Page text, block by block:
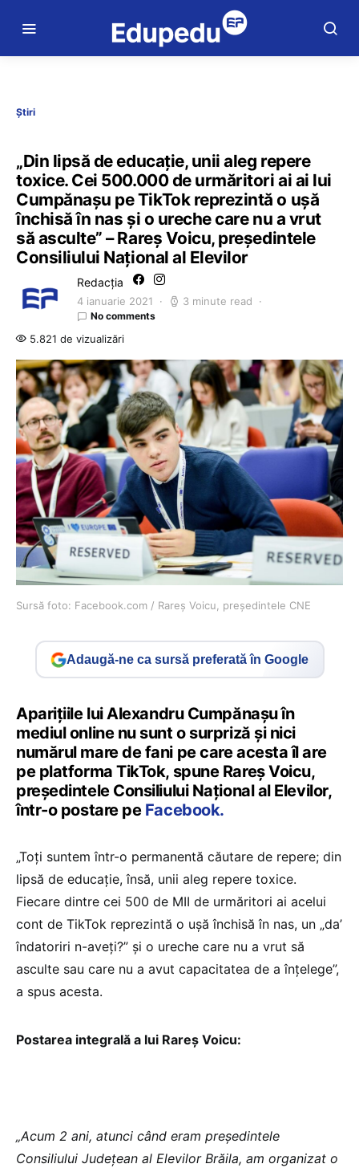
Știri
„Din lipsă de educație, unii aleg repere
toxice. Cei 500.000 de urmăritori ai ai lui
Cumpănașu pe TikTok reprezintă o ușă
închisă în nas și o ureche care nu a vrut
să asculte” – Rareș Voicu, președintele
Consiliului Național al Elevilor
Redacția
4 ianuarie 2021 3 minute read
No comments
5.821 de vizualizări
Sursă foto: Facebook.com / Rareș Voicu, președintele CNE
Adaugă-ne ca sursă preferată în Google
Aparițiile lui Alexandru Cumpănașu în
mediul online nu sunt o surpriză și nici
numărul mare de fani pe care acesta îl are
pe platforma TikTok, spune Rareș Voicu,
președintele Consiliului Național al Elevilor,
într-o postare pe Facebook.
„Toți suntem într-o permanentă căutare de repere; din
lipsă de educație, însă, unii aleg repere toxice.
Fiecare dintre cei 500 de MII de urmăritori ai acelui
cont de TikTok reprezintă o ușă închisă în nas, un „da’
îndatoriri n-aveți?” și o ureche care nu a vrut să
asculte sau care nu a avut capacitatea de a înțelege”,
a spus acesta.
Postarea integrală a lui Rareș Voicu:
„Acum 2 ani, atunci când eram președintele
Consiliului Județean al Elevilor Brăila, am organizat o